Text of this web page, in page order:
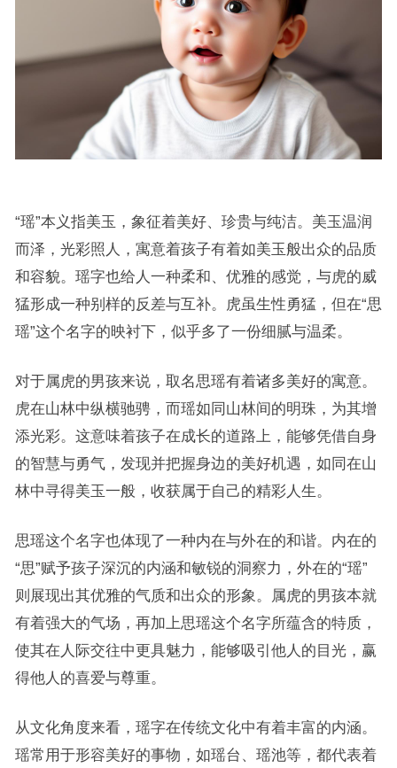
“瑶”本义指美玉，象征着美好、珍贵与纯洁。美玉温润
而泽，光彩照人，寓意着孩子有着如美玉般出众的品质
和容貌。瑶字也给人一种柔和、优雅的感觉，与虎的威
猛形成一种别样的反差与互补。虎虽生性勇猛，但在“思
瑶”这个名字的映衬下，似乎多了一份细腻与温柔。
对于属虎的男孩来说，取名思瑶有着诸多美好的寓意。
虎在山林中纵横驰骋，而瑶如同山林间的明珠，为其增
添光彩。这意味着孩子在成长的道路上，能够凭借自身
的智慧与勇气，发现并把握身边的美好机遇，如同在山
林中寻得美玉一般，收获属于自己的精彩人生。
思瑶这个名字也体现了一种内在与外在的和谐。内在的
“思”赋予孩子深沉的内涵和敏锐的洞察力，外在的“瑶”
则展现出其优雅的气质和出众的形象。属虎的男孩本就
有着强大的气场，再加上思瑶这个名字所蕴含的特质，
使其在人际交往中更具魅力，能够吸引他人的目光，赢
得他人的喜爱与尊重。
从文化角度来看，瑶字在传统文化中有着丰富的内涵。
瑶常用于形容美好的事物，如瑶台、瑶池等，都代表着